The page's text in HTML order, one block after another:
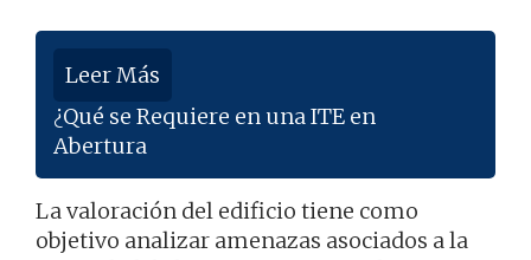
Leer Más
¿Qué se Requiere en una ITE en
Abertura
La valoración del edificio tiene como
objetivo analizar amenazas asociados a la